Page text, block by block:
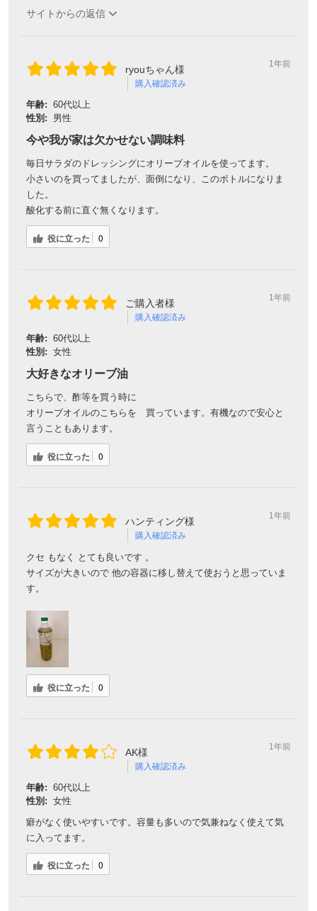
サイトからの返信
ryouちゃん様
購入確認済み
1年前
年齢: 60代以上
性別:
男性
今や我が家は欠かせない調味料
毎日サラダのドレッシングにオリーブオイルを使ってます。
小さいのを買ってましたが、面倒になり、このボトルになりま
した。
酸化する前に直ぐ無くなります。
役に立った 0
ご購入者様
購入確認済み
1年前
年齢: 60代以上
性別: 女性
大好きなオリーブ油
こちらで、酢等を買う時に
オリーブオイルのこちらを 買っています。有機なので安心と
言うこともあります。
役に立った 0
ハンティング様
購入確認済み
1年前
クセ もなく とても良いです 。
サイズが大きいので 他の容器に移し替えて使おうと思っていま
す。
役に立った 0
AK様
購入確認済み
1年前
年齢: 60代以上
性別: 女性
癖がなく使いやすいです。容量も多いので気兼ねなく使えて気
に入ってます。
役に立った 0